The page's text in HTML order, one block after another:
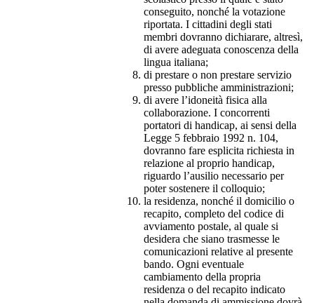
conseguito, nonché la votazione
riportata. I cittadini degli stati
membri dovranno dichiarare, altresì,
di avere adeguata conoscenza della
lingua italiana;
di prestare o non prestare servizio
presso pubbliche amministrazioni;
di avere l’idoneità fisica alla
collaborazione. I concorrenti
portatori di handicap, ai sensi della
Legge 5 febbraio 1992 n. 104,
dovranno fare esplicita richiesta in
relazione al proprio handicap,
riguardo l’ausilio necessario per
poter sostenere il colloquio;
la residenza, nonché il domicilio o
recapito, completo del codice di
avviamento postale, al quale si
desidera che siano trasmesse le
comunicazioni relative al presente
bando. Ogni eventuale
cambiamento della propria
residenza o del recapito indicato